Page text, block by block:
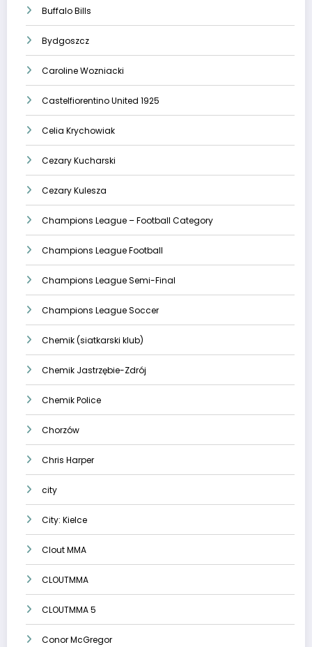
Buffalo Bills
Bydgoszcz
Caroline Wozniacki
Castelfiorentino United 1925
Celia Krychowiak
Cezary Kucharski
Cezary Kulesza
Champions League – Football Category
Champions League Football
Champions League Semi-Final
Champions League Soccer
Chemik (siatkarski klub)
Chemik Jastrzębie-Zdrój
Chemik Police
Chorzów
Chris Harper
city
City: Kielce
Clout MMA
CLOUTMMA
CLOUTMMA 5
Conor McGregor